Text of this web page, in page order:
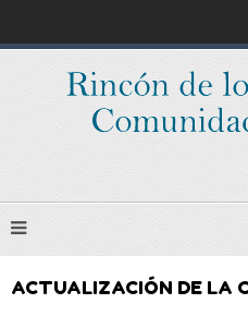
ACTUALIZACIÓN DE LA